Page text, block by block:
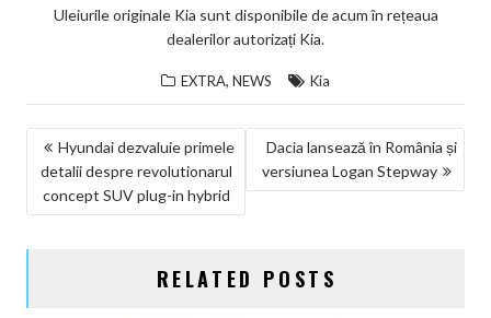
Uleiurile originale Kia sunt disponibile de acum în rețeaua
dealerilor autorizați Kia.
EXTRA, NEWS Kia
NAVIGARE
ÎN
ARTICOLE
Hyundai dezvaluie primele
detalii despre revolutionarul
concept SUV plug-in hybrid
Dacia lansează în România și
versiunea Logan Stepway
RELATED POSTS